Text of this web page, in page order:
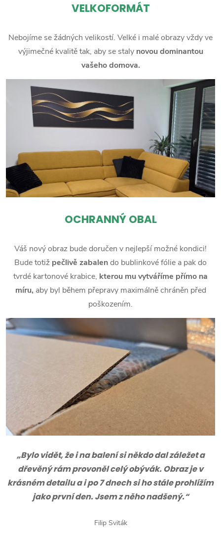
VELKOFORMÁT
Nebojíme se žádných velikostí. Velké i malé obrazy vždy ve
výjimečné kvalitě tak, aby se staly novou dominantou
vašeho domova.
OCHRANNÝ OBAL
Váš nový obraz bude doručen v nejlepší možné kondici!
Bude totiž pečlivě zabalendo bublinkové fólie a pak do
tvrdé kartonové krabice, kterou mu vytváříme přímo na
míru, aby byl během přepravy maximálně chráněn před
poškozením.
„Bylo vidět, že i na balení si někdo dal záležet a
dřevěný rám provoněl celý obývák. Obraz je v
krásném detailu a i po 7 dnech si ho stále prohlížím
jako první den. Jsem z něho nadšený.“
Filip Sviták